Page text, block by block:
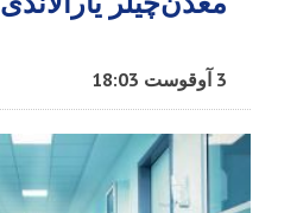
3 آوقوست 18:03